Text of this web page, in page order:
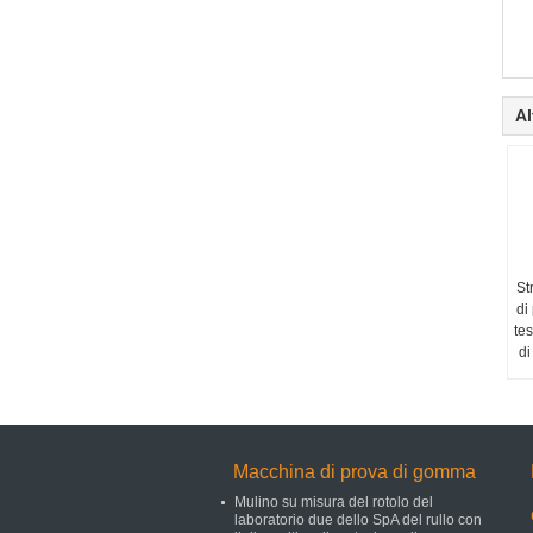
di
di
Macchina di prova di gomma
Mulino su misura del rotolo del
laboratorio due dello SpA del rullo con